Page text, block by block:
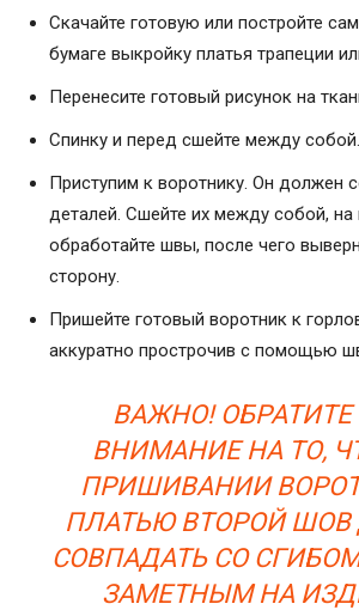
Скачайте готовую или постройте
бумаге выкройку платья трапеции
Перенесите готовый рисунок на
Спинку и перед сшейте между собой.
Приступим к воротнику. Он должен
деталей. Сшейте их между собой,
обработайте швы, после чего
сторону.
Пришейте готовый воротник к
аккуратно прострочив с помощью
ВАЖНО! ОБРАТИТЕ
ВНИМАНИЕ НА ТО,
ПРИШИВАНИИ
ПЛАТЬЮ ВТОРОЙ
СОВПАДАТЬ СО
ЗАМЕТНЫМ НА